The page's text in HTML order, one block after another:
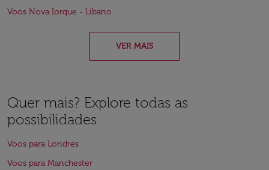
Voos Nova Iorque - Líbano
VER MAIS
Quer mais? Explore todas as
possibilidades
Voos para Londres
Voos para Manchester